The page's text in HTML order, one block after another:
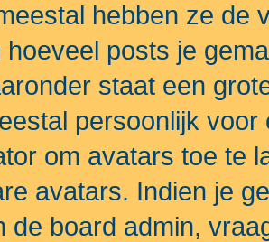
hebben ze de
hoeveel posts je
staat een
persoonlijk
om avatars toe te
avatars. Indien je
de board admin,